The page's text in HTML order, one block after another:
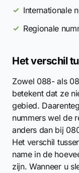
Internationale
Regionale
Het verschil
Zowel 088- als
betekent dat ze
gebied.
nummers wel de
anders dan bij
Het verschil
name in de
zijn. Wanneer u